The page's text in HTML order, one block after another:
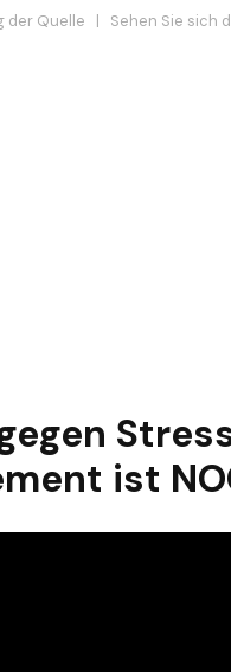
der Quelle | Sehen Sie sich
ist